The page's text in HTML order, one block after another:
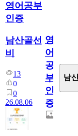
영어공부
인증
남산골선
비
13
0
0
26.08.06
영
어
공
부
인
증
남